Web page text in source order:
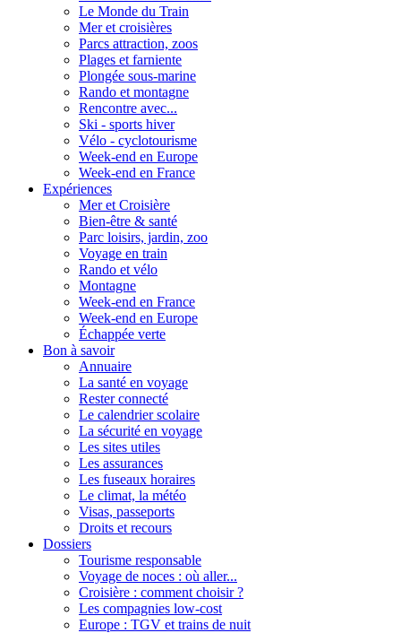
Le Monde du Train
Mer et croisières
Parcs attraction, zoos
Plages et farniente
Plongée sous-marine
Rando et montagne
Rencontre avec...
Ski - sports hiver
Vélo - cyclotourisme
Week-end en Europe
Week-end en France
Expériences
Mer et Croisière
Bien-être & santé
Parc loisirs, jardin, zoo
Voyage en train
Rando et vélo
Montagne
Week-end en France
Week-end en Europe
Échappée verte
Bon à savoir
Annuaire
La santé en voyage
Rester connecté
Le calendrier scolaire
La sécurité en voyage
Les sites utiles
Les assurances
Les fuseaux horaires
Le climat, la météo
Visas, passeports
Droits et recours
Dossiers
Tourisme responsable
Voyage de noces : où aller...
Croisière : comment choisir ?
Les compagnies low-cost
Europe : TGV et trains de nuit